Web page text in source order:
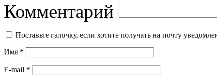
Комментарий
Поставьте галочку, если хотите получать на почту
Имя *
E-mail *